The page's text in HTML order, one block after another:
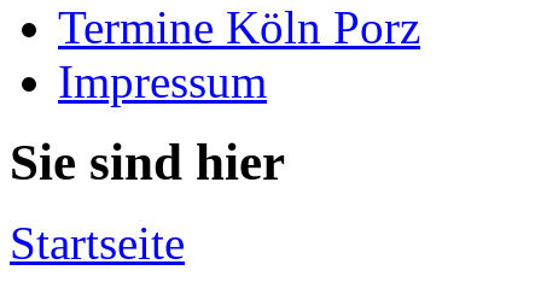
Termine Köln Porz
Impressum
Sie sind hier
Startseite